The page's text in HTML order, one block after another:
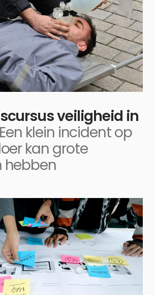
veiligheid in
Een klein incident op
kan grote
hebben